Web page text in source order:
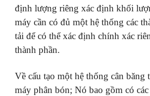
định lượng riêng xác định khối
máy cần có đủ một hệ thống các
tải để có thể xác định chính xác
thành phần.
Về cấu tạo một hệ thống cân băng
máy phân bón; Nó bao gồm có